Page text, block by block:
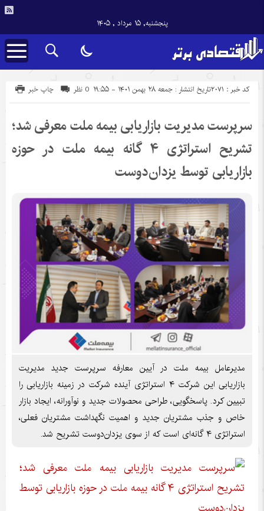
پنجشنبه, ۱۵ مرداد , ۱۴۰۵
تاریخ انتشار : جمعه ۲۸ بهمن ۱۴۰۱ - ۱۹:۵۵ کد خبر : 2071 چاپ خبر 0 نظر
سرپرست مدیریت بازاریابی بیمه ملت معرفی شد؛
تشریح استراتژی ۴ گانه بیمه ملت در حوزه
بازاریابی توسط یزدان‌دوست
مدیرعامل بیمه ملت در آیین معارفه سرپرست جدید مدیریت
بازاریابی این شرکت ۴ استراتژی آینده شرکت در زمینه بازاریابی را
تبیین کرد. پاسخگویی، طراحی محصولات جدید و نوآورانه، ایجاد بازار
خاص و جذب مشتریان جدید و اهمیت نگهداشت مشتریان فعلی،
استراتژی ۴ گانه‌ای است که از سوی یزدان‌دوست تشریح شد.